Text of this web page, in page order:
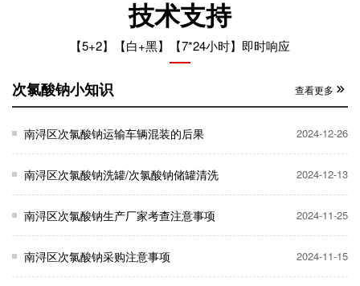
技术支持
【5+2】【白+黑】【7*24小时】即时响应
次氯酸钠小知识 查看更多
南浔区次氯酸钠运输车辆混装的后果 2024-12-26
南浔区次氯酸钠洗罐/次氯酸钠储罐清洗 2024-12-13
南浔区次氯酸钠生产厂家考查注意事项 2024-11-25
南浔区次氯酸钠采购注意事项 2024-11-15